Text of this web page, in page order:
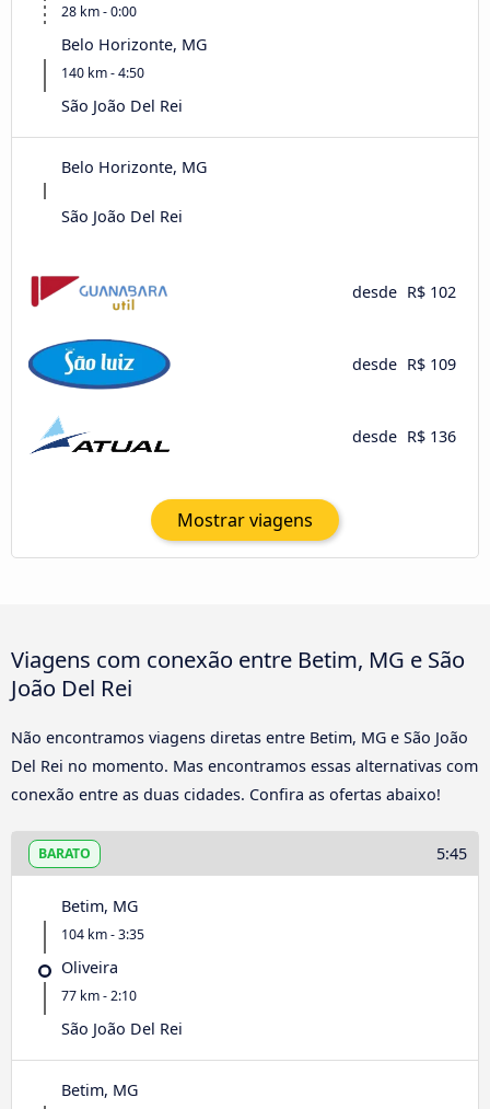
28 km - 0:00
Belo Horizonte, MG
140 km - 4:50
São João Del Rei
Belo Horizonte, MG
São João Del Rei
desde R$ 102
desde R$ 109
desde R$ 136
Mostrar viagens
Viagens com conexão entre Betim, MG e São
João Del Rei
Não encontramos viagens diretas entre Betim, MG e São João
Del Rei no momento. Mas encontramos essas alternativas com
conexão entre as duas cidades. Confira as ofertas abaixo!
BARATO 5:45
Betim, MG
104 km - 3:35
Oliveira
77 km - 2:10
São João Del Rei
Betim, MG